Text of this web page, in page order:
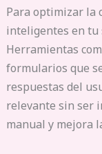
Para optimizar la
inteligentes en tu
Herramientas
formularios que
respuestas del
relevante sin ser
manual y mejora